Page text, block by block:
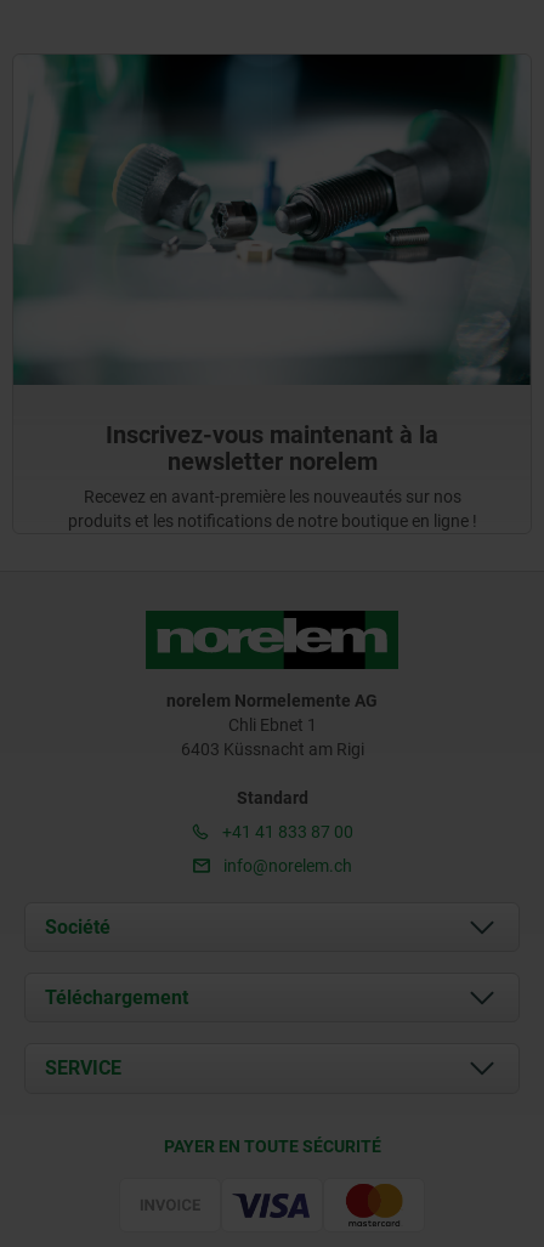
Inscrivez-vous maintenant à la
newsletter norelem
Recevez en avant-première les nouveautés sur nos
produits et les notifications de notre boutique en ligne !
norelem Normelemente AG
Chli Ebnet 1
6403 Küssnacht am Rigi
Standard
+41 41 833 87 00
info@norelem.ch
Société
À propos de nous
Contact
Téléchargement
Documents
SERVICE
PAYER EN TOUTE SÉCURITÉ